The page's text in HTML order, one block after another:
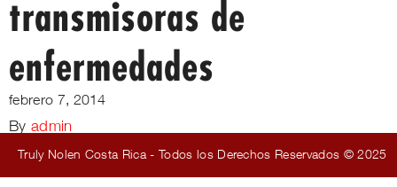
transmisoras de
enfermedades
febrero 7, 2014
By admin
Truly Nolen Costa Rica - Todos los Derechos Reservados © 2025